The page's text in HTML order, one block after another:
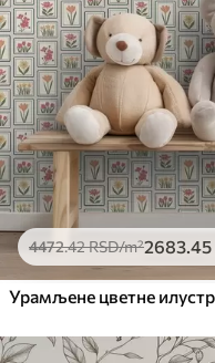
4472.42RSD/m²2683.45